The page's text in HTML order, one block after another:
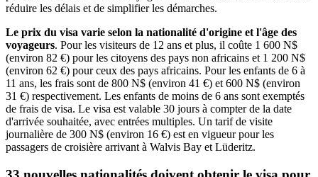
réduire les délais et de simplifier les démarches.
Le prix du visa varie selon la nationalité d'origine et l'âge des
voyageurs. Pour les visiteurs de 12 ans et plus, il coûte 1 600 N$
(environ 82 €) pour les citoyens des pays non africains et 1 200 N$
(environ 62 €) pour ceux des pays africains. Pour les enfants de 6 à
11 ans, les frais sont de 800 N$ (environ 41 €) et 600 N$ (environ
31 €) respectivement. Les enfants de moins de 6 ans sont exemptés
de frais de visa. Le visa est valable 30 jours à compter de la date
d'arrivée souhaitée, avec entrées multiples. Un tarif de visite
journalière de 300 N$ (environ 16 €) est en vigueur pour les
passagers de croisière arrivant à Walvis Bay et Lüderitz.